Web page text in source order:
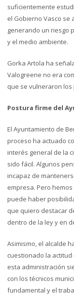
suficientemente
el Gobierno Vasco se
generando un riesgo
y el medio ambiente.
Gorka Artola ha
Valogreene no era
que se vulneraron
Postura firme del
El Ayuntamiento de
proceso ha actuado
interés general de la
sido fácil. Algunos
incapaz de
empresa. Pero
puede haber
que quiero destacar
dentro de la ley y en
Asimismo, el alcalde
cuestionado la actitud
esta administración
con los técnicos
fundamental y el